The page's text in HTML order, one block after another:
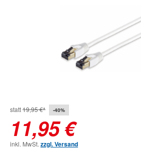
statt19,95 €* -40%
11,95 €
inkl. MwSt. zzgl. Versand